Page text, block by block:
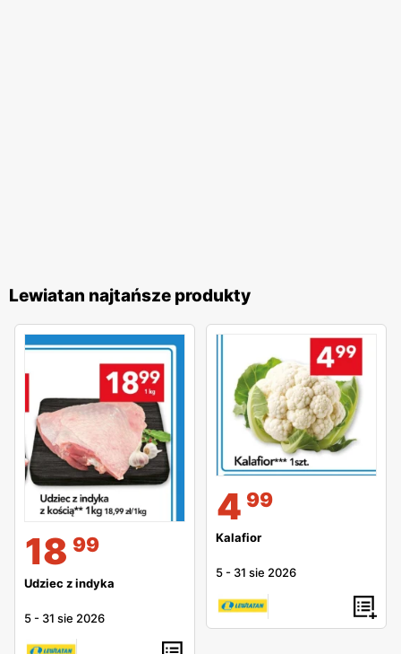
Lewiatan najtańsze produkty
18 99
Udziec z indyka
5 - 31 sie 2026
4 99
Kalafior
5 - 31 sie 2026